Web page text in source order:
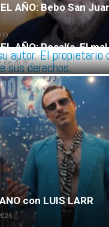
AÑO: Bebo San
AÑO: Rosalía, El
de 2018
con LUIS LARR